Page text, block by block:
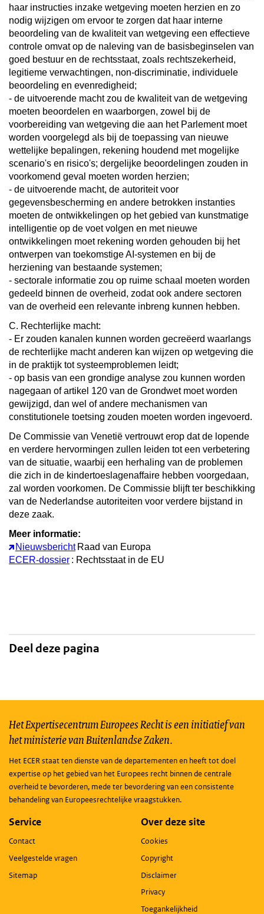
haar instructies inzake wetgeving moeten herzien en zo
nodig wijzigen om ervoor te zorgen dat haar interne
beoordeling van de kwaliteit van wetgeving een effectieve
controle omvat op de naleving van de basisbeginselen van
goed bestuur en de rechtsstaat, zoals rechtszekerheid,
legitieme verwachtingen, non-discriminatie, individuele
beoordeling en evenredigheid;
- de uitvoerende macht zou de kwaliteit van de wetgeving
moeten beoordelen en waarborgen, zowel bij de
voorbereiding van wetgeving die aan het Parlement moet
worden voorgelegd als bij de toepassing van nieuwe
wettelijke bepalingen, rekening houdend met mogelijke
scenario's en risico's; dergelijke beoordelingen zouden in
voorkomend geval moeten worden herzien;
- de uitvoerende macht, de autoriteit voor
gegevensbescherming en andere betrokken instanties
moeten de ontwikkelingen op het gebied van kunstmatige
intelligentie op de voet volgen en met nieuwe
ontwikkelingen moet rekening worden gehouden bij het
ontwerpen van toekomstige AI-systemen en bij de
herziening van bestaande systemen;
- sectorale informatie zou op ruime schaal moeten worden
gedeeld binnen de overheid, zodat ook andere sectoren
van de overheid een relevante inbreng kunnen hebben.
C. Rechterlijke macht:
- Er zouden kanalen kunnen worden gecreëerd waarlangs
de rechterlijke macht anderen kan wijzen op wetgeving die
in de praktijk tot systeemproblemen leidt;
- op basis van een grondige analyse zou kunnen worden
nagegaan of artikel 120 van de Grondwet moet worden
gewijzigd, dan wel of andere mechanismen van
constitutionele toetsing zouden moeten worden ingevoerd.
De Commissie van Venetië vertrouwt erop dat de lopende
en verdere hervormingen zullen leiden tot een verbetering
van de situatie, waarbij een herhaling van de problemen
die zich in de kindertoeslagenaffaire hebben voorgedaan,
zal worden voorkomen. De Commissie blijft ter beschikking
van de Nederlandse autoriteiten voor verdere bijstand in
deze zaak.
Meer informatie:
Nieuwsbericht Raad van Europa
ECER-dossier : Rechtsstaat in de EU
Deel deze pagina
Het Expertisecentrum Europees Recht is een initiatief van
het ministerie van Buitenlandse Zaken.
Het ECER staat ten dienste van de departementen en heeft tot doel
expertise op het gebied van het Europees recht binnen de centrale
overheid te bevorderen, mede ter bevordering van een consistente
behandeling van Europeesrechtelijke vraagstukken.
Service
Contact
Veelgestelde vragen
Sitemap
Over deze site
Cookies
Copyright
Disclaimer
Privacy
Toegankelijkheid